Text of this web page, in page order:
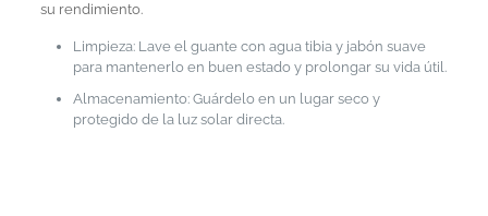
su rendimiento.
Limpieza: Lave el guante con agua tibia y jabón suave
para mantenerlo en buen estado y prolongar su vida útil.
Almacenamiento: Guárdelo en un lugar seco y
protegido de la luz solar directa.